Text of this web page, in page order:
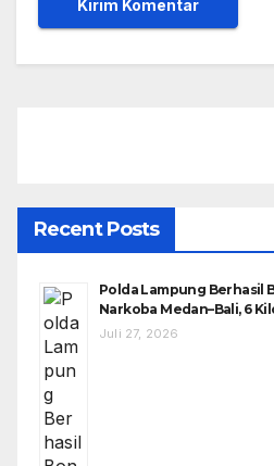
Recent Posts
Polda Lampung Berhasil
Narkoba Medan–Bali, 6
Juli 27, 2026